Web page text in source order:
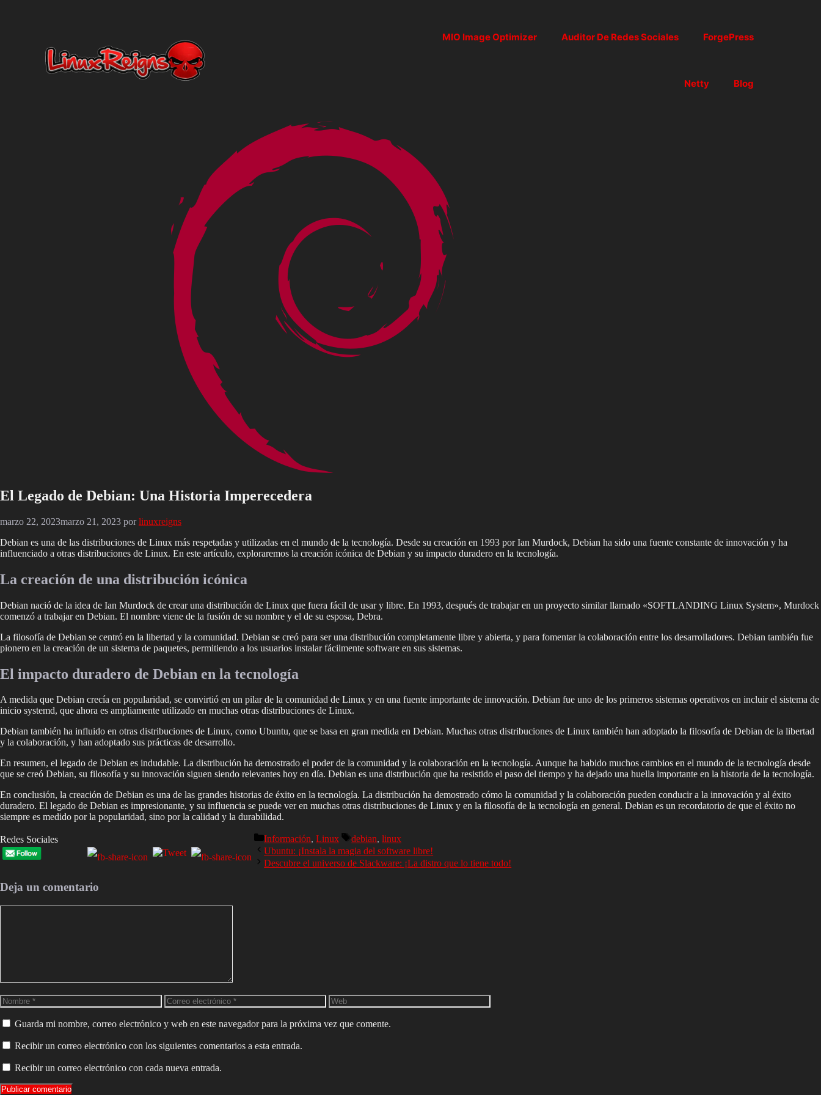
MIO Image Optimizer Auditor De Redes Sociales ForgePress
Netty Blog
El Legado de Debian: Una Historia Imperecedera
marzo 22, 2023marzo 21, 2023 porlinuxreigns
Debian es una de las distribuciones de Linux más respetadas y utilizadas en el mundo de la tecnología. Desde su creación en 1993 por Ian Murdock, Debian ha sido una fuente constante de innovación y ha
influenciado a otras distribuciones de Linux. En este artículo, exploraremos la creación icónica de Debian y su impacto duradero en la tecnología.
La creación de una distribución icónica
Debian nació de la idea de Ian Murdock de crear una distribución de Linux que fuera fácil de usar y libre. En 1993, después de trabajar en un proyecto similar llamado «SOFTLANDING Linux System», Murdock
comenzó a trabajar en Debian. El nombre viene de la fusión de su nombre y el de su esposa, Debra.
La filosofía de Debian se centró en la libertad y la comunidad. Debian se creó para ser una distribución completamente libre y abierta, y para fomentar la colaboración entre los desarrolladores. Debian también fue
pionero en la creación de un sistema de paquetes, permitiendo a los usuarios instalar fácilmente software en sus sistemas.
El impacto duradero de Debian en la tecnología
A medida que Debian crecía en popularidad, se convirtió en un pilar de la comunidad de Linux y en una fuente importante de innovación. Debian fue uno de los primeros sistemas operativos en incluir el sistema de
inicio systemd, que ahora es ampliamente utilizado en muchas otras distribuciones de Linux.
Debian también ha influido en otras distribuciones de Linux, como Ubuntu, que se basa en gran medida en Debian. Muchas otras distribuciones de Linux también han adoptado la filosofía de Debian de la libertad
y la colaboración, y han adoptado sus prácticas de desarrollo.
En resumen, el legado de Debian es indudable. La distribución ha demostrado el poder de la comunidad y la colaboración en la tecnología. Aunque ha habido muchos cambios en el mundo de la tecnología desde
que se creó Debian, su filosofía y su innovación siguen siendo relevantes hoy en día. Debian es una distribución que ha resistido el paso del tiempo y ha dejado una huella importante en la historia de la tecnología.
En conclusión, la creación de Debian es una de las grandes historias de éxito en la tecnología. La distribución ha demostrado cómo la comunidad y la colaboración pueden conducir a la innovación y al éxito
duradero. El legado de Debian es impresionante, y su influencia se puede ver en muchas otras distribuciones de Linux y en la filosofía de la tecnología en general. Debian es un recordatorio de que el éxito no
siempre es medido por la popularidad, sino por la calidad y la durabilidad.
Redes Sociales Información,Linux debian,linux
Ubuntu: ¡Instala la magia del software libre!
Descubre el universo de Slackware: ¡La distro que lo tiene todo!
Deja un comentario
Guarda mi nombre, correo electrónico y web en este navegador para la próxima vez que comente.
Recibir un correo electrónico con los siguientes comentarios a esta entrada.
Recibir un correo electrónico con cada nueva entrada.